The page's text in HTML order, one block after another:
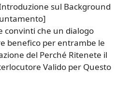
sul Background
convinti che un dialogo
benefico per entrambe le
del Perché Ritenete il
Valido per Questo